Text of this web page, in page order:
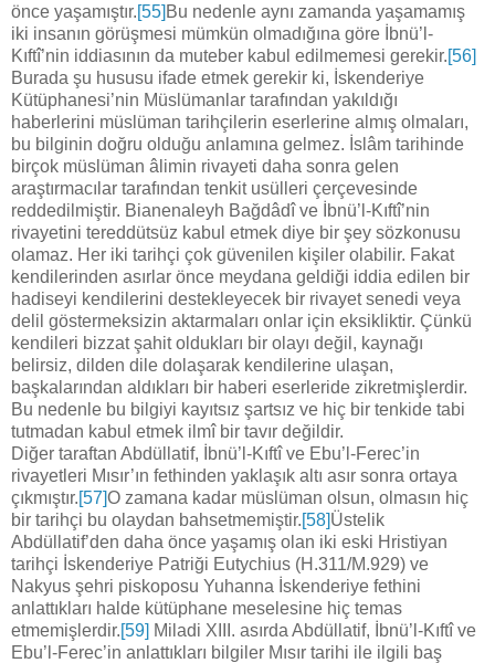
önce yaşamıştır.[55] Bu nedenle aynı zamanda yaşamamış
iki insanın görüşmesi mümkün olmadığına göre İbnü’l-
Kıftî’nin iddiasının da muteber kabul edilmemesi gerekir.[56]
Burada şu hususu ifade etmek gerekir ki, İskenderiye
Kütüphanesi’nin Müslümanlar tarafından yakıldığı
haberlerini müslüman tarihçilerin eserlerine almış olmaları,
bu bilginin doğru olduğu anlamına gelmez. İslâm tarihinde
birçok müslüman âlimin rivayeti daha sonra gelen
araştırmacılar tarafından tenkit usülleri çerçevesinde
reddedilmiştir. Bianenaleyh Bağdâdî ve İbnü’l-Kıftî’nin
rivayetini tereddütsüz kabul etmek diye bir şey sözkonusu
olamaz. Her iki tarihçi çok güvenilen kişiler olabilir. Fakat
kendilerinden asırlar önce meydana geldiği iddia edilen bir
hadiseyi kendilerini destekleyecek bir rivayet senedi veya
delil göstermeksizin aktarmaları onlar için eksikliktir. Çünkü
kendileri bizzat şahit oldukları bir olayı değil, kaynağı
belirsiz, dilden dile dolaşarak kendilerine ulaşan,
başkalarından aldıkları bir haberi eserleride zikretmişlerdir.
Bu nedenle bu bilgiyi kayıtsız şartsız ve hiç bir tenkide tabi
tutmadan kabul etmek ilmî bir tavır değildir.
Diğer taraftan Abdüllatif, İbnü’l-Kıftî ve Ebu’l-Ferec’in
rivayetleri Mısır’ın fethinden yaklaşık altı asır sonra ortaya
çıkmıştır.[57]O zamana kadar müslüman olsun, olmasın hiç
bir tarihçi bu olaydan bahsetmemiştir.[58]Üstelik
Abdüllatif’den daha önce yaşamış olan iki eski Hristiyan
tarihçi İskenderiye Patriği Eutychius (H.311/M.929) ve
Nakyus şehri piskoposu Yuhanna İskenderiye fethini
anlattıkları halde kütüphane meselesine hiç temas
etmemişlerdir.[59] Miladi XIII. asırda Abdüllatif, İbnü’l-Kıftî ve
Ebu’l-Ferec’in anlattıkları bilgiler Mısır tarihi ile ilgili baş